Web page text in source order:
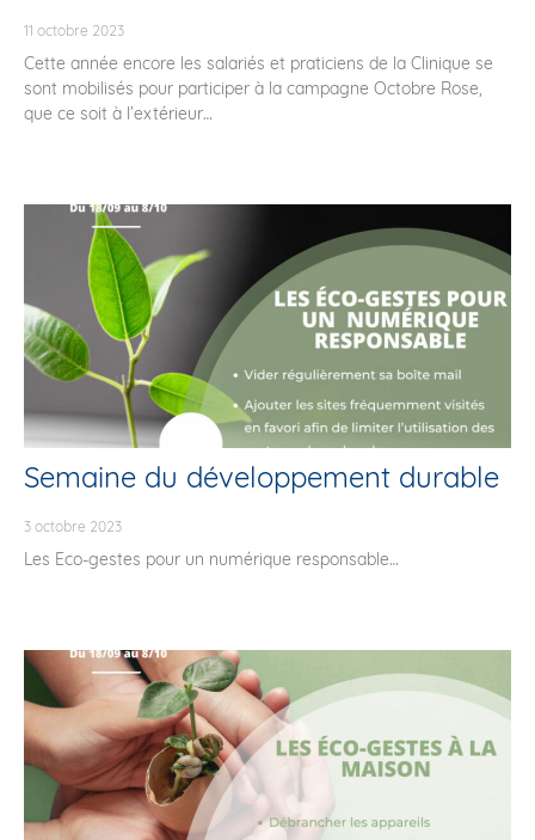
11 octobre 2023
Cette année encore les salariés et praticiens de la Clinique se
sont mobilisés pour participer à la campagne Octobre Rose,
que ce soit à l’extérieur
Semaine du développement durable
3 octobre 2023
Les Eco-gestes pour un numérique responsable